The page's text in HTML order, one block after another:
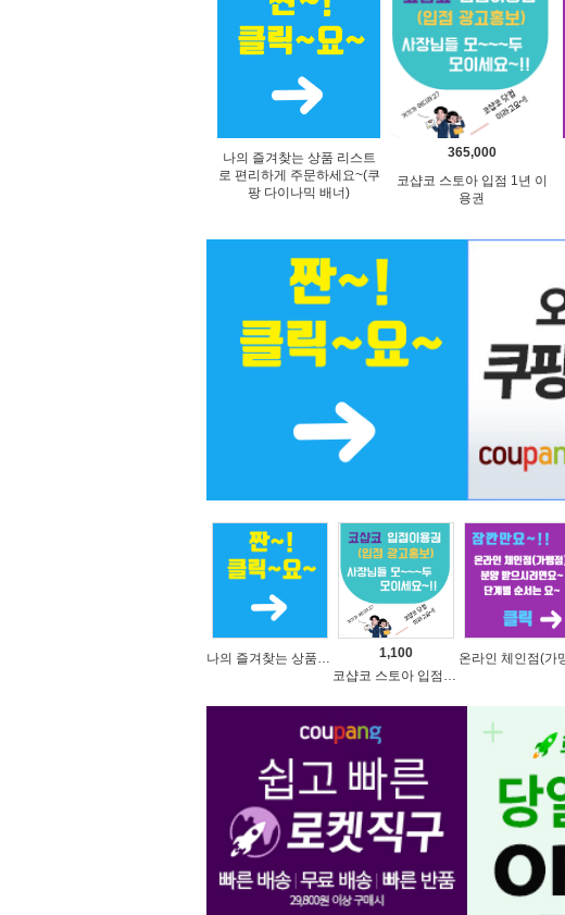
나의 즐겨찾는 상품 리스트
로 편리하게 주문하세요~(쿠
팡 다이나믹 배너)
365,000
코샵코 스토아 입점 1년 이
용권
나의 즐겨찾는 상품 리스트로 편리하게 주문하세요~(쿠팡 다이나믹 배너)
1,100
코샵코 스토아 입점 1일 이용권